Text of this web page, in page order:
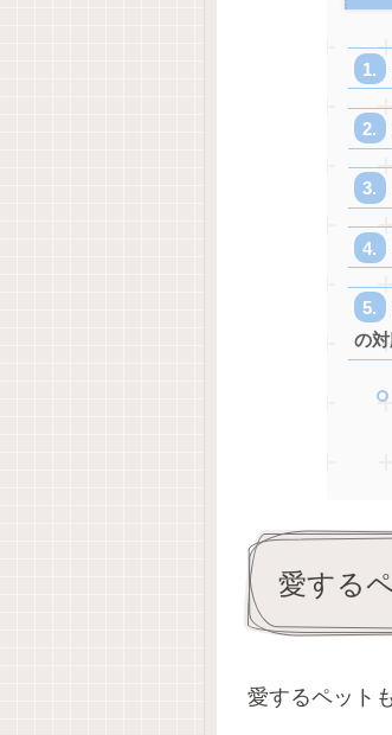
の
愛する
愛するペット